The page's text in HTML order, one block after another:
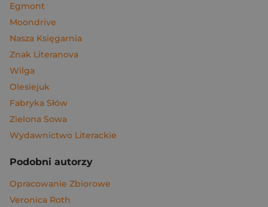
Egmont
Moondrive
Nasza Księgarnia
Znak Literanova
Wilga
Olesiejuk
Fabryka Słów
Zielona Sowa
Wydawnictwo Literackie
Podobni autorzy
Opracowanie Zbiorowe
Veronica Roth